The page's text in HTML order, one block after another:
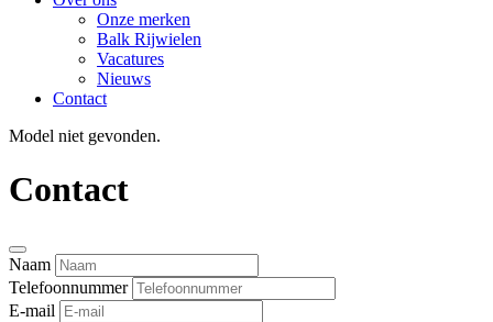
Onze merken
Balk Rijwielen
Vacatures
Nieuws
Contact
Model niet gevonden.
Contact
Naam
Telefoonnummer
E-mail